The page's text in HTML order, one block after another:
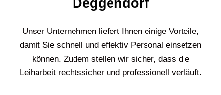
Deggendorf
Unser Unternehmen liefert Ihnen einige Vorteile,
damit Sie schnell und effektiv Personal einsetzen
können. Zudem stellen wir sicher, dass die
Leiharbeit rechtssicher und professionell verläuft.